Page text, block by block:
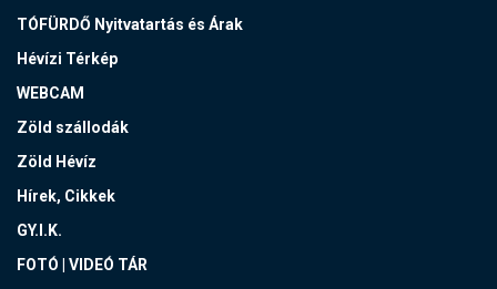
TÓFÜRDŐ Nyitvatartás és Árak
Hévízi Térkép
WEBCAM
Zöld szállodák
Zöld Hévíz
Hírek, Cikkek
GY.I.K.
FOTÓ | VIDEÓ TÁR